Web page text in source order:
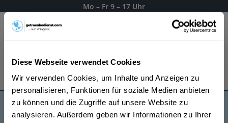
Diese Webseite verwendet Cookies
Wir verwenden Cookies, um Inhalte und Anzeigen zu
personalisieren, Funktionen für soziale Medien anbieten
zu können und die Zugriffe auf unsere Website zu
analysieren. Außerdem geben wir Informationen zu Ihrer
Mo – Fr 9 – 17 Uhr
Es gilt unsereDatenschutzerklärung
Flor de Cana